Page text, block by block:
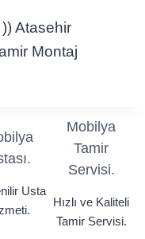
Atasehir
Montaj
Usta
Mobilya
Tamir
Servisi.
Hızlı ve Kaliteli
Tamir Servisi.